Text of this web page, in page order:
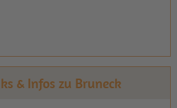
& Infos zu Bruneck